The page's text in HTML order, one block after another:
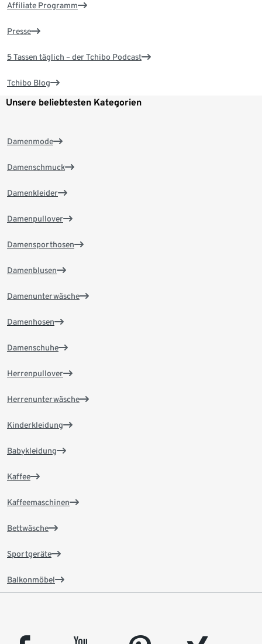
Affiliate Programm
Presse
5 Tassen täglich – der Tchibo Podcast
Tchibo Blog
Unsere beliebtesten Kategorien
Damenmode
Damenschmuck
Damenkleider
Damenpullover
Damensporthosen
Damenblusen
Damenunterwäsche
Damenhosen
Damenschuhe
Herrenpullover
Herrenunterwäsche
Kinderkleidung
Babykleidung
Kaffee
Kaffeemaschinen
Bettwäsche
Sportgeräte
Balkonmöbel